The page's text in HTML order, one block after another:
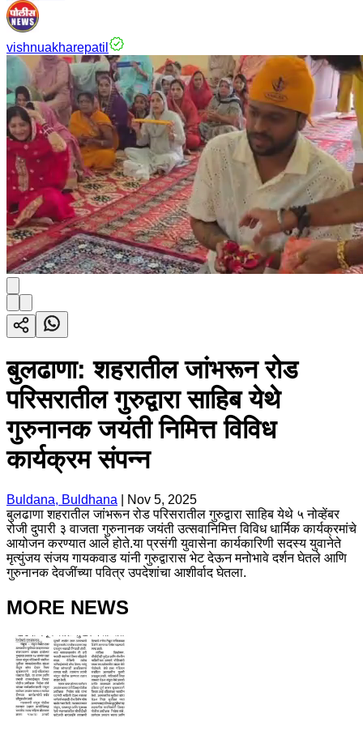
vishnuakharepatil
बुलढाणा: शहरातील जांभरून रोड
परिसरातील गुरुद्वारा साहिब येथे
गुरुनानक जयंती निमित्त विविध
कार्यक्रम संपन्न
Buldana, Buldhana
Nov 5, 2025
बुलढाणा शहरातील जांभरून रोड परिसरातील गुरुद्वारा साहिब येथे ५ नोव्हेंबर
रोजी दुपारी ३ वाजता गुरुनानक जयंती उत्सवानिमित्त विविध धार्मिक कार्यक्रमांचे
आयोजन करण्यात आले होते.या प्रसंगी युवासेना कार्यकारिणी सदस्य युवानेते
मृत्युंजय संजय गायकवाड यांनी गुरुद्वारास भेट देऊन मनोभावे दर्शन घेतले आणि
गुरुनानक देवजींच्या पवित्र उपदेशांचा आशीर्वाद घेतला.
MORE NEWS